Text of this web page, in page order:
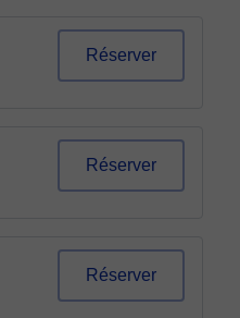
Réserver
Réserver
Réserver